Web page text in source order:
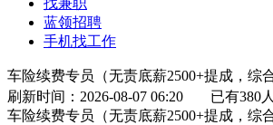
找兼职
蓝领招聘
手机找工作
车险续费专员（无责底薪2500+提成，综
刷新时间：2026-08-07 06:20
已有380
车险续费专员（无责底薪2500+提成，综